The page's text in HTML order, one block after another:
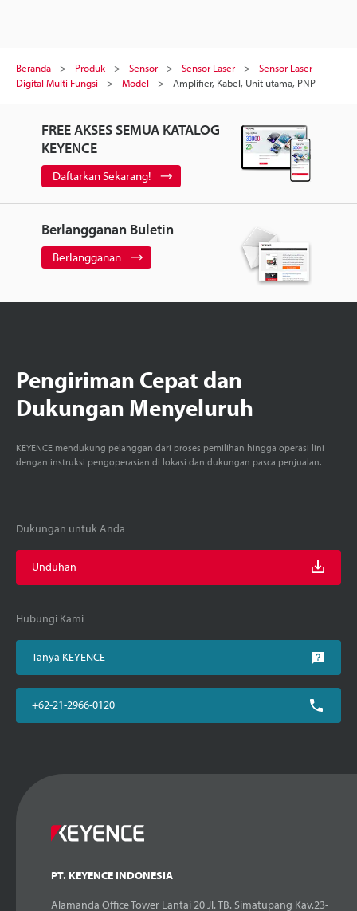
Beranda Produk Sensor Sensor Laser
Sensor Laser
Digital Multi Fungsi
Model Amplifier, Kabel, Unit utama, PNP
FREE AKSES SEMUA KATALOG
KEYENCE
Daftarkan Sekarang!
Berlangganan Buletin
Berlangganan
Pengiriman Cepat dan
Dukungan Menyeluruh
KEYENCE mendukung pelanggan dari proses pemilihan hingga operasi lini
dengan instruksi pengoperasian di lokasi dan dukungan pasca penjualan.
Dukungan untuk Anda
Unduhan
Hubungi Kami
Tanya KEYENCE
+62-21-2966-0120
PT. KEYENCE INDONESIA
Alamanda Office Tower Lantai 20 Jl. TB. Simatupang Kav.23-